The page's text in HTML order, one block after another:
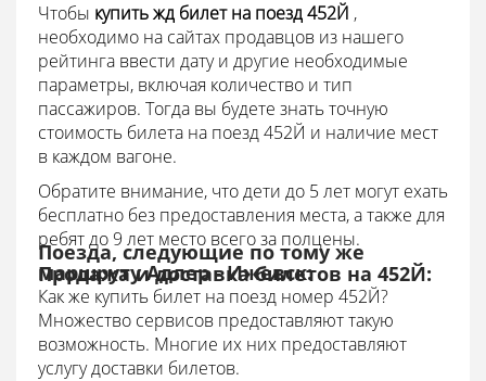
Чтобы купить жд билет на поезд 452Й ,
необходимо на сайтах продавцов из нашего
рейтинга ввести дату и другие необходимые
параметры, включая количество и тип
пассажиров. Тогда вы будете знать точную
стоимость билета на поезд 452Й и наличие мест
в каждом вагоне.
Обратите внимание, что дети до 5 лет могут ехать
бесплатно без предоставления места, а также для
ребят до 9 лет место всего за полцены.
Поезда, следующие по тому же
маршруту Адлер - Ижевск:
Продажа и доставка билетов на 452Й:
Как же купить билет на поезд номер 452Й?
Множество сервисов предоставляют такую
возможность. Многие их них предоставляют
услугу доставки билетов.